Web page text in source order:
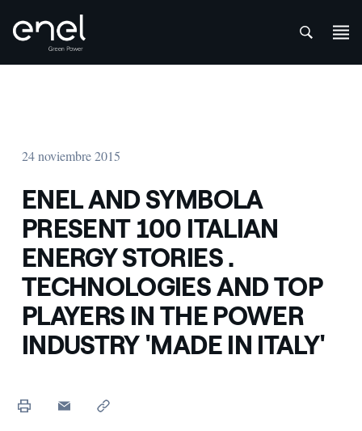
24 noviembre 2015
ENEL AND SYMBOLA
PRESENT 100 ITALIAN
ENERGY STORIES .
TECHNOLOGIES AND TOP
PLAYERS IN THE POWER
INDUSTRY 'MADE IN ITALY'